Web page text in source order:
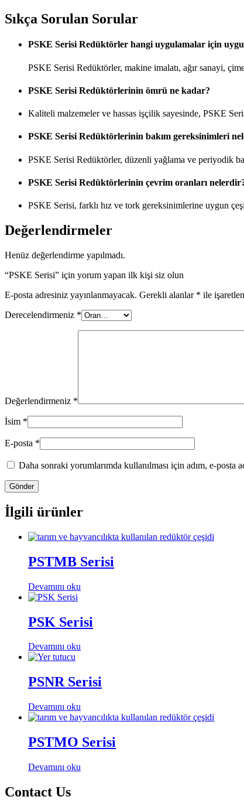
Sıkça Sorulan Sorular
PSKE Serisi Redüktörler hangi uygulamalar için
PSKE Serisi Redüktörler, makine imalatı, ağır sanayi,
PSKE Serisi Redüktörlerinin ömrü ne kadar?
Kaliteli malzemeler ve hassas işçilik sayesinde, PSKE
PSKE Serisi Redüktörlerinin bakım gereksinimleri
PSKE Serisi Redüktörler, düzenli yağlama ve periyodik
PSKE Serisi Redüktörlerinin çevrim oranları
PSKE Serisi, farklı hız ve tork gereksinimlerine uygun
Değerlendirmeler
Henüz değerlendirme yapılmadı.
“PSKE Serisi” için yorum yapan ilk kişi siz olun
E-posta adresiniz yayınlanmayacak. Gerekli alanlar * ile
Derecelendirmeniz *
Değerlendirmeniz *
İsim *
E-posta *
Daha sonraki yorumlarımda kullanılması için adım, e-posta
İlgili ürünler
PSTMB Serisi
Devamını oku
PSK Serisi
Devamını oku
PSNR Serisi
Devamını oku
PSTMO Serisi
Devamını oku
Contact Us